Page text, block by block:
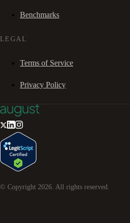
Benchmarks
LEGAL
Terms of Service
Privacy Policy
© Copyright 2026. All rights reserved.